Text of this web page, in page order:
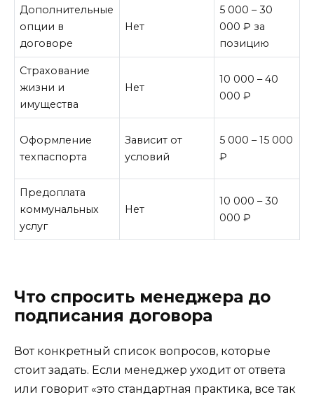
Дополнительные
опции в
договоре
Нет
5 000 – 30
000 ₽ за
позицию
Страхование
жизни и
имущества
Нет
10 000 – 40
000 ₽
Оформление
техпаспорта
Зависит от
условий
5 000 – 15 000
₽
Предоплата
коммунальных
услуг
Нет
10 000 – 30
000 ₽
Что спросить менеджера до
подписания договора
Вот конкретный список вопросов, которые
стоит задать. Если менеджер уходит от ответа
или говорит «это стандартная практика, все так